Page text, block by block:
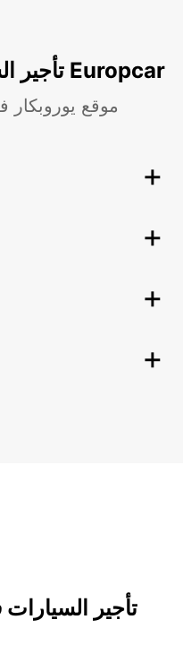
تأجير السيارات في أبو ظبي مع Europcar
موقع يوروبكار
تأجير